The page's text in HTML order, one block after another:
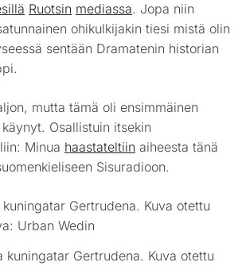
Ruotsin mediassa. Jopa niin
ohikulkijakin tiesi mistä olin
sentään Dramatenin historian
mutta tämä oli ensimmäinen
Osallistuin itsekin
Minua haastateltiin aiheesta tänä
Sisuradioon.
kuningatar Gertrudena. Kuva otettu